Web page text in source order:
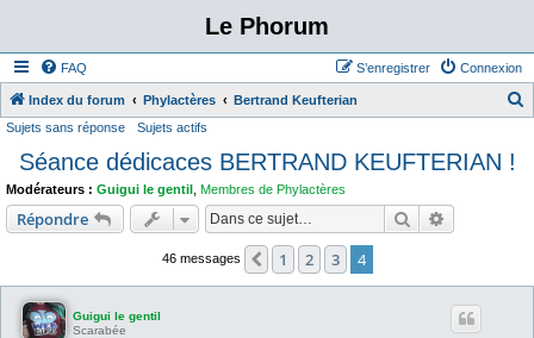
Le Phorum
FAQ Connexion
S’enregistrer
Index du forum Phylactères Bertrand Keufterian
Sujets sans réponse Sujets actifs
Séance dédicaces BERTRAND KEUFTERIAN !
Modérateurs : Guigui le gentil Membres de Phylactères
Répondre Rechercher
46 messages Précédente
1 2 3 4
Guigui le gentil
Scarabée